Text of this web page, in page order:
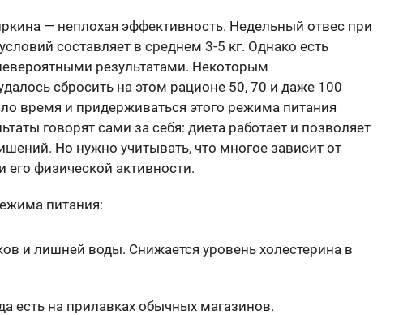
— неплохая эффективность. Недельный отвес при
составляет в среднем 3-5 кг. Однако есть
результатами. Некоторым
сбросить на этом рационе 50, 70 и даже 100
время и придерживаться этого режима питания
говорят сами за себя: диета работает и позволяет
Но нужно учитывать, что многое зависит от
физической активности.
питания:
и лишней воды. Снижается уровень холестерина в
есть на прилавках обычных магазинов.